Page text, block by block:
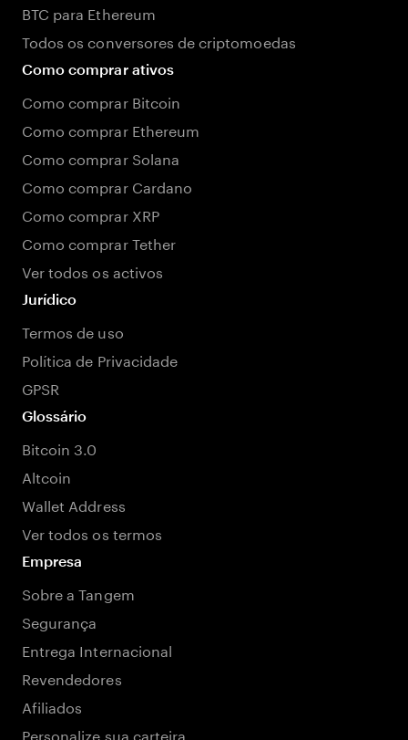
BTC para Ethereum
Todos os conversores de criptomoedas
Como comprar ativos
Como comprar Bitcoin
Como comprar Ethereum
Como comprar Solana
Como comprar Cardano
Como comprar XRP
Como comprar Tether
Ver todos os activos
Jurídico
Termos de uso
Política de Privacidade
GPSR
Glossário
Bitcoin 3.0
Altcoin
Wallet Address
Ver todos os termos
Empresa
Sobre a Tangem
Segurança
Entrega Internacional
Revendedores
Afiliados
Personalize sua carteira